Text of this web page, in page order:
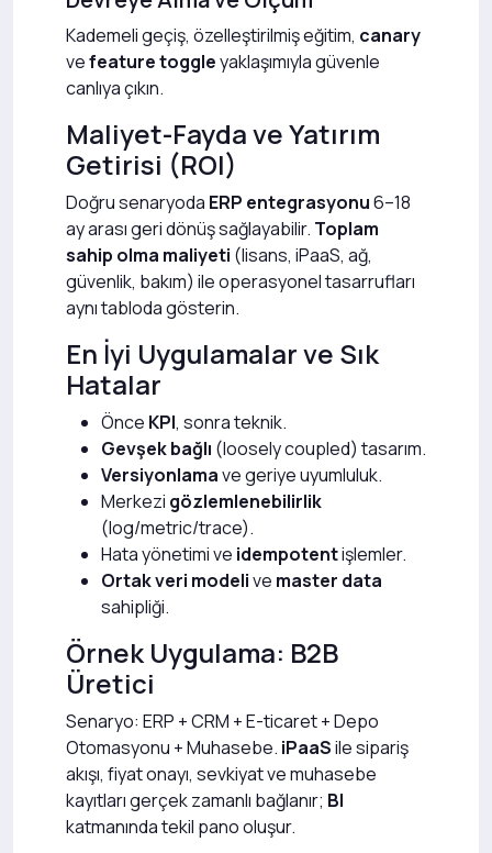
Kademeli geçiş, özelleştirilmiş eğitim, canary
vefeature toggleyaklaşımıyla güvenle
canlıya çıkın.
Maliyet-Fayda ve Yatırım
Getirisi (ROI)
Doğru senaryoda ERP entegrasyonu6–18
ay arası geri dönüş sağlayabilir. Toplam
sahip olma maliyeti (lisans, iPaaS, ağ,
güvenlik, bakım) ile operasyonel tasarrufları
aynı tabloda gösterin.
En İyi Uygulamalar ve Sık
Hatalar
Önce KPI, sonra teknik.
Gevşek bağlı (loosely coupled) tasarım.
Versiyonlamave geriye uyumluluk.
Merkezi gözlemlenebilirlik
(log/metric/trace).
Hata yönetimi ve idempotentişlemler.
Ortak veri modelive master data
sahipliği.
Örnek Uygulama: B2B
Üretici
Senaryo: ERP + CRM + E-ticaret + Depo
Otomasyonu + Muhasebe. iPaaSile sipariş
akışı, fiyat onayı, sevkiyat ve muhasebe
kayıtları gerçek zamanlı bağlanır; BI
katmanında tekil pano oluşur.